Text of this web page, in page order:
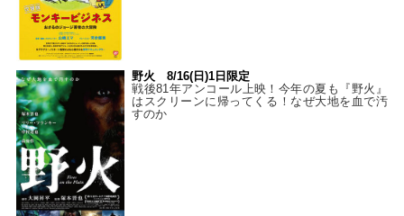
野火 8/16(日)1日限定
戦後81年アンコール上映！今年の夏も『野火』
はスクリーンに帰ってくる！なぜ大地を血で汚
すのか